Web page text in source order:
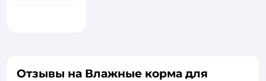
Отзывы на Влажные корма для